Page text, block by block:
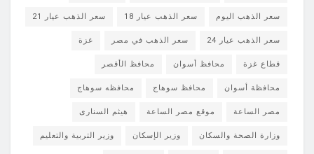
سعر الذهب اليوم سعر الذهب عيار 18 سعر الذهب عيار 21
سعر الذهب عيار 24 سعر الذهب في مصر غزة
قطاع غزة محافظ أسوان محافظ الأقصر
محافظة أسوان محافظ سوهاج محافظه سوهاج
مصر الساعة موقع مصر الساعة هيثم السنارى
وزارة الصحة والسكان وزير الإسكان وزير التربية والتعليم